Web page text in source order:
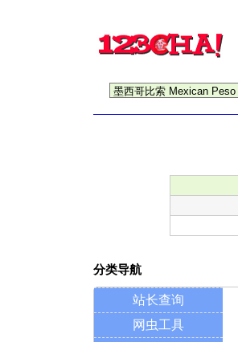
分类导航
站长查询
网虫工具